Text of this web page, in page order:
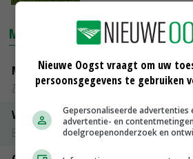
MARKTPRIJZEN
Magere melkpoeder
Zuivel NL
Vleeskuikens 2001-2600 gr
Barneveld
Nieuwe Oogst vraagt om uw
persoonsgegevens te gebruiken
Gepersonaliseerde advertenties
advertentie- en
doelgroepenonderzoek en